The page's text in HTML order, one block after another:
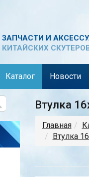
ЗАПЧАСТИ И
КИТАЙСКИХ
Каталог Новости
Втулка
Главная
Втулка